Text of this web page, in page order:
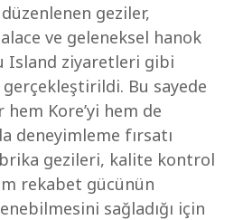
geziler,
ve geleneksel hanok
Island ziyaretleri gibi
Bu sayede
Kore’yi hem de
deneyimleme fırsatı
gezileri, kalite kontrol
rekabet gücünün
sağladığı için